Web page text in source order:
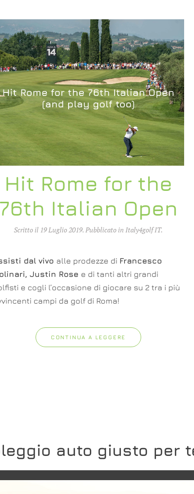
Hit Rome for the
76th Italian Open
Scritto il 19 Luglio 2019. Pubblicato in Italy4golf IT.
dal vivo alle prodezze di Francesco
Justin Rose e di tanti altri grandi
e cogli l’occasione di giocare su 2 tra i più
campi da golf di Roma!
CONTINUA A LEGGERE
auto giusto per